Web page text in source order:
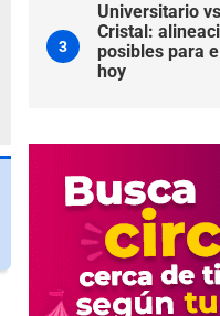
3
Universitario
Cristal:
posibles para
hoy